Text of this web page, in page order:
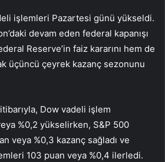
işlemleri Pazartesi günü yükseldi.
devam eden federal kapanışı
Reserve’in faiz kararını hem de
üçüncü çeyrek kazanç sezonunu
Dow vadeli işlem
%0,2 yükselirken, S&P 500
veya %0,3 kazanç sağladı ve
103 puan veya %0,4 ilerledi.